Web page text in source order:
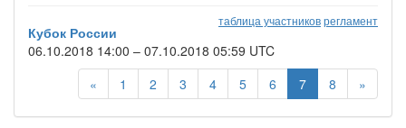
таблица участниковрегламент
Кубок России
06.10.2018 14:00 – 07.10.2018 05:59 UTC
«
1 2 3 4 5 6 7 8 »